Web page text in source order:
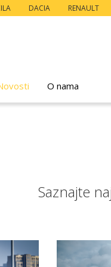
DACIA RENAULT
O nama
Saznajte